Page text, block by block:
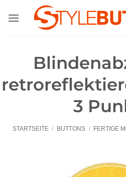
Inhalt
3
STARTSEITE / BUTTONS / FERTIGE